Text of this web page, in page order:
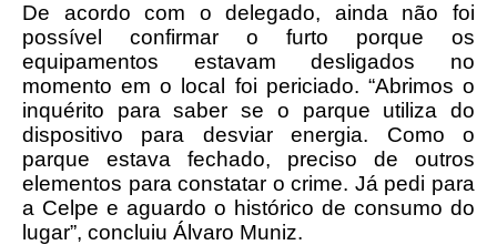
De acordo com o delegado, ainda não foi
possível confirmar o furto porque os
equipamentos estavam desligados no
momento em o local foi periciado. “Abrimos o
inquérito para saber se o parque utiliza do
dispositivo para desviar energia. Como o
parque estava fechado, preciso de outros
elementos para constatar o crime. Já pedi para
a Celpe e aguardo o histórico de consumo do
lugar”, concluiu Álvaro Muniz.